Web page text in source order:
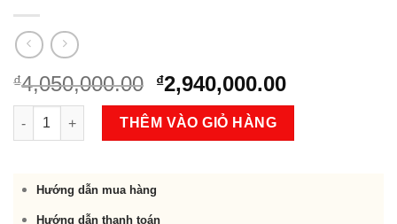
₫4,050,000.00 Original
price
was:
₫4,050,000.00.
₫2,940,000.00Current
price
Bình nóng lạnh Ariston SL2 30R - Slim2 30R số lượng
THÊM VÀO GIỎ HÀNG
Hướng dẫn mua hàng
Hướng dẫn thanh toán